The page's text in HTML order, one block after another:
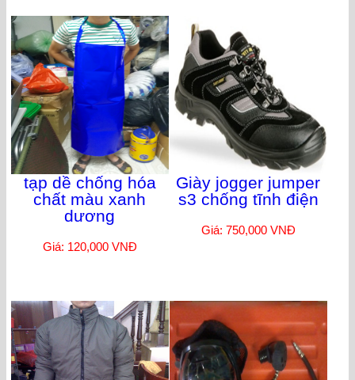
tạp dề chống hóa
chất màu xanh
dương
Giá: 120,000 VNĐ
Giày jogger jumper
s3 chống tĩnh điện
Giá: 750,000 VNĐ